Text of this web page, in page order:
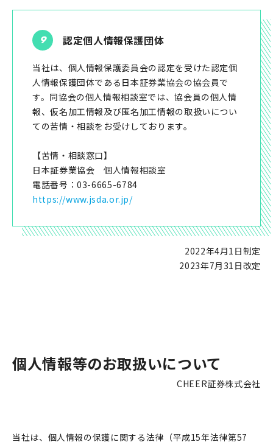
認定個人情報保護団体
当社は、個人情報保護委員会の認定を受けた認定個
人情報保護団体である日本証券業協会の協会員で
す。同協会の個人情報相談室では、協会員の個人情
報、仮名加工情報及び匿名加工情報の取扱いについ
ての苦情・相談をお受けしております。
【苦情・相談窓口】
日本証券業協会 個人情報相談室
電話番号：03-6665-6784
https://www.jsda.or.jp/
2022年4月1日制定
2023年7月31日改定
個人情報等のお取扱いについて
CHEER証券株式会社
当社は、個人情報の保護に関する法律（平成15年法律第57